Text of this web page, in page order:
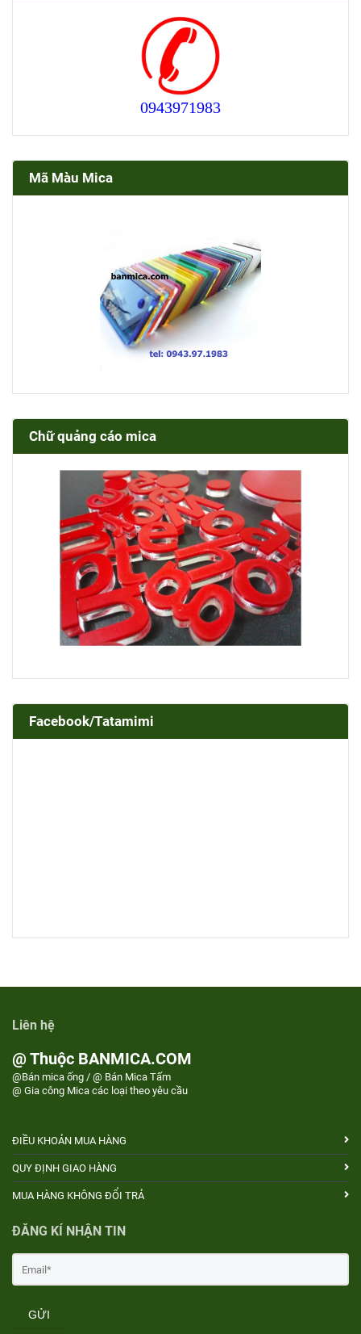
0943971983
Mã Màu Mica
Chữ quảng cáo mica
Facebook/Tatamimi
Liên hệ
@ Thuộc BANMICA.COM
@Bán mica ống / @ Bán Mica Tấm
@ Gia công Mica các loại theo yêu cầu
ĐIỀU KHOẢN MUA HÀNG
QUY ĐỊNH GIAO HÀNG
MUA HÀNG KHÔNG ĐỔI TRẢ
ĐĂNG KÍ NHẬN TIN
GỬI